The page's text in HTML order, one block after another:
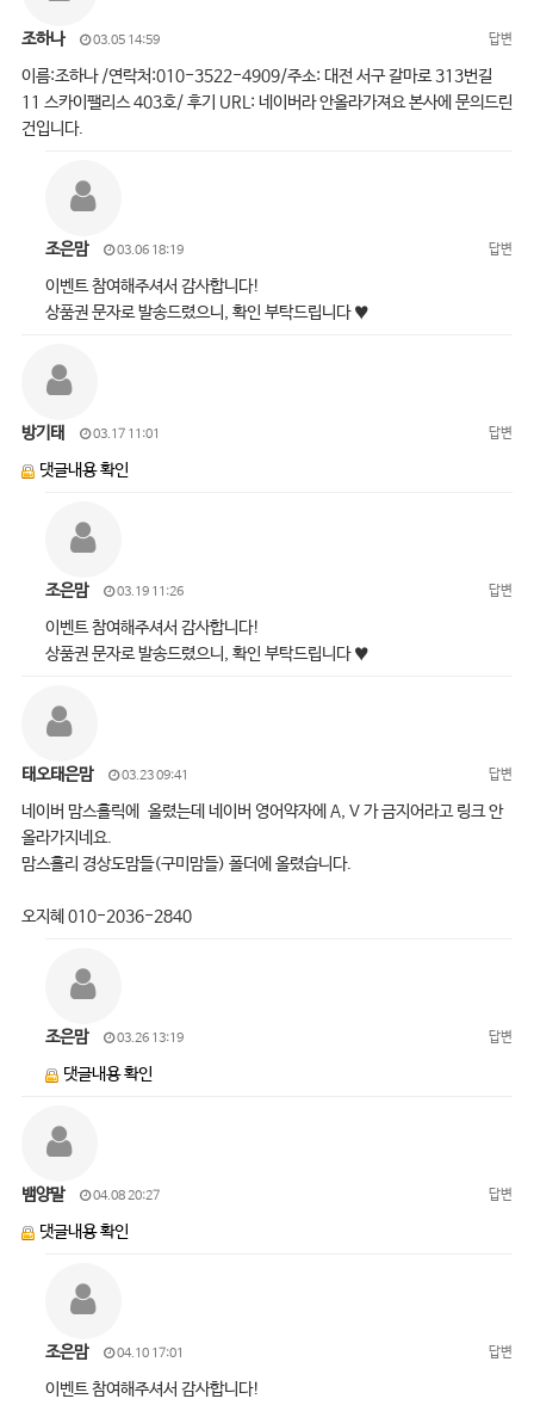
조하나 03.05 14:59 답변
이름:조하나 /연락처:010-3522-4909/주소: 대전 서구 갈마로 313번길
11 스카이팰리스 403호/ 후기 URL: 네이버라 안올라가져요 본사에 문의드린
건입니다.
조은맘 03.06 18:19 답변
이벤트 참여해주셔서 감사합니다!
상품권 문자로 발송드렸으니, 확인 부탁드립니다 ♥
방기태 03.17 11:01 답변
댓글내용 확인
조은맘 03.19 11:26 답변
이벤트 참여해주셔서 감사합니다!
상품권 문자로 발송드렸으니, 확인 부탁드립니다 ♥
태오태은맘 03.23 09:41 답변
네이버 맘스홀릭에 올렸는데 네이버 영어약자에 A, V 가 금지어라고 링크 안
올라가지네요.
맘스홀리 경상도맘들(구미맘들) 폴더에 올렸습니다.
오지혜 010-2036-2840
조은맘 03.26 13:19 답변
댓글내용 확인
뱀양말 04.08 20:27 답변
댓글내용 확인
조은맘 04.10 17:01 답변
이벤트 참여해주셔서 감사합니다!